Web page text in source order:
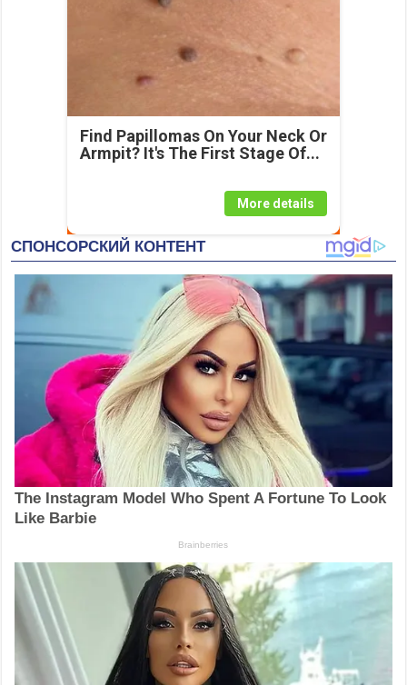
Find Papillomas On Your Neck Or
Armpit? It's The First Stage Of...
More details